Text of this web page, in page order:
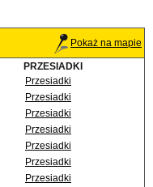
Pokaż na mapie
PRZESIADKI
Przesiadki
Przesiadki
Przesiadki
Przesiadki
Przesiadki
Przesiadki
Przesiadki